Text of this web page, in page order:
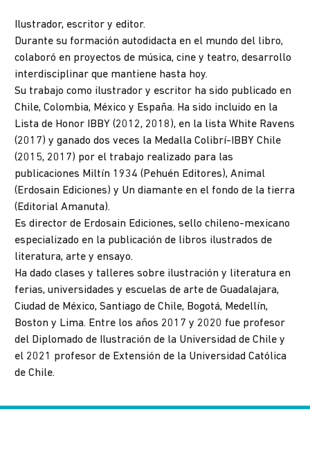
Ilustrador, escritor y editor.
Durante su formación autodidacta en el mundo del libro,
colaboró en proyectos de música, cine y teatro, desarrollo
interdisciplinar que mantiene hasta hoy.
Su trabajo como ilustrador y escritor ha sido publicado en
Chile, Colombia, México y España. Ha sido incluido en la
Lista de Honor IBBY (2012, 2018), en la lista White Ravens
(2017) y ganado dos veces la Medalla Colibrí-IBBY Chile
(2015, 2017) por el trabajo realizado para las
publicaciones Miltín 1934 (Pehuén Editores), Animal
(Erdosain Ediciones) y Un diamante en el fondo de la tierra
(Editorial Amanuta).
Es director de Erdosain Ediciones, sello chileno-mexicano
especializado en la publicación de libros ilustrados de
literatura, arte y ensayo.
Ha dado clases y talleres sobre ilustración y literatura en
ferias, universidades y escuelas de arte de Guadalajara,
Ciudad de México, Santiago de Chile, Bogotá, Medellín,
Boston y Lima. Entre los años 2017 y 2020 fue profesor
del Diplomado de Ilustración de la Universidad de Chile y
el 2021 profesor de Extensión de la Universidad Católica
de Chile.